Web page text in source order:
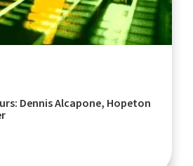
Dennis Alcapone, Hopeton